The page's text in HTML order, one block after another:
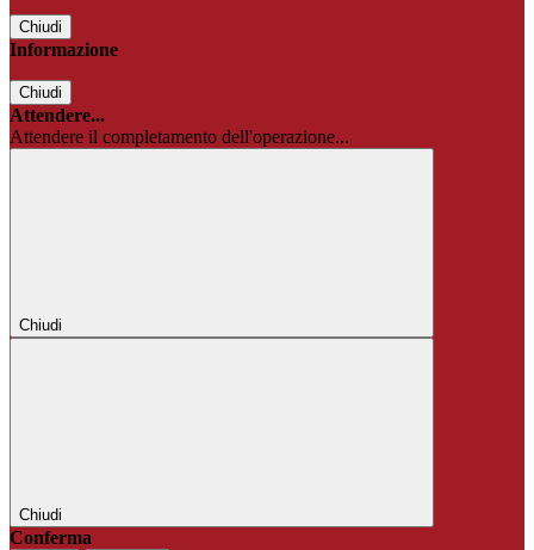
Chiudi
Informazione
Chiudi
Attendere...
Attendere il completamento dell'operazione...
Chiudi
Chiudi
Conferma